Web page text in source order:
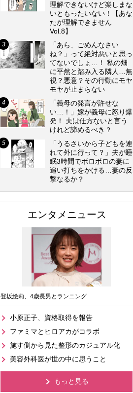
理解できないけど楽しまな
いともったいない！【あな
たが理解できません
Vol.8】
「あら、ごめんなさい
ね？」って絶対悪いと思っ
てないでしょ…！ 私の畑
に平然と踏み入る隣人…無
視？悪意？その行動にモヤ
モヤが止まらない
「義母の発言が許せな
い…！」嫁が義母に怒り爆
発！ 夫は仕方ないと言う
けれど諦めるべき？
「うるさいから子どもを連
れて外に行って？」夫が睡
眠3時間でボロボロの妻に
追い打ちをかける…妻の反
撃なるか？
エンタメニュース
登坂絵莉、4歳長男とランニング
小原正子、資格取得を報告
ファミマとヒロアカがコラボ
施す側から見た整形のカジュアル化
美容外科医が世の中に思うこと
もっと見る